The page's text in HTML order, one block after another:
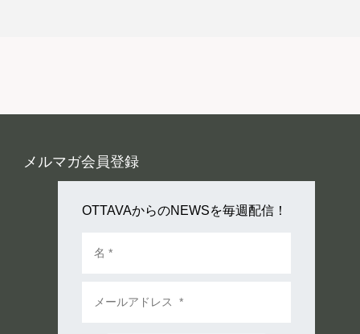
メルマガ会員登録
OTTAVAからのNEWSを毎週配信！